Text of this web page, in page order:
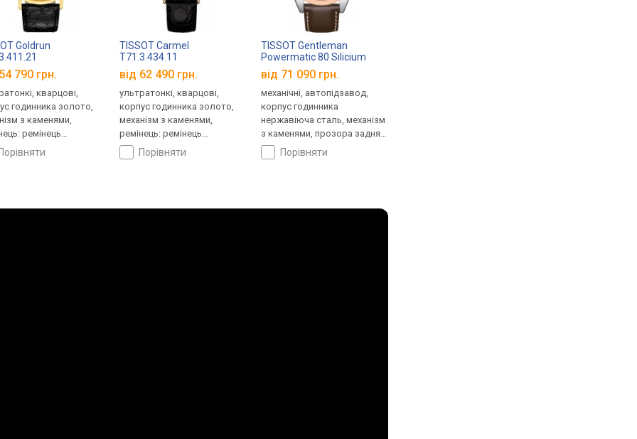
Goldrun
790 грн.
кварцові,
годинника золото,
з каменями,
ремінець
WR 30, Швейцарія
порівняти
TISSOT Carmel
T71.3.434.11
від 62 490 грн.
ультратонкі, кварцові,
корпус годинника золото,
механізм з каменями,
ремінець: ремінець
шкіряний, WR 30, Швейцарія
порівняти
TISSOT Gentleman
Powermatic 80 Silicium
Solid 18k Gold Bezel
T927.407.46.291.00
від 71 090 грн.
механічні, автопідзавод,
корпус годинника
нержавіюча сталь, механізм
з каменями, прозора задня
кришка, ремінець: ремінець
шкіряний, WR 50, Швейцарія
порівняти